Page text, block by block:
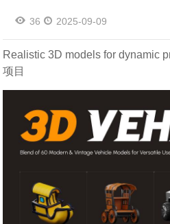
36 2025-09-09
Realistic 3D models for dynamic
项目